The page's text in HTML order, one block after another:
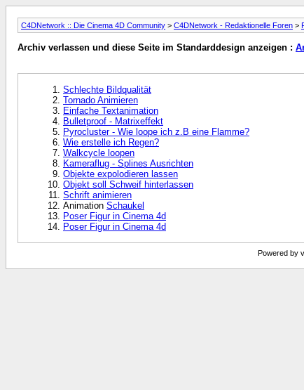
C4DNetwork :: Die Cinema 4D Community > C4DNetwork - Redaktionelle Foren >
Archiv verlassen und diese Seite im Standarddesign anzeigen :
Schlechte Bildqualität
Tornado Animieren
Einfache Textanimation
Bulletproof - Matrixeffekt
Pyrocluster - Wie loope ich z.B eine Flamme?
Wie erstelle ich Regen?
Walkcycle loopen
Kameraflug - Splines Ausrichten
Objekte expolodieren lassen
Objekt soll Schweif hinterlassen
Schrift animieren
Animation Schaukel
Poser Figur in Cinema 4d
Poser Figur in Cinema 4d
Powered by